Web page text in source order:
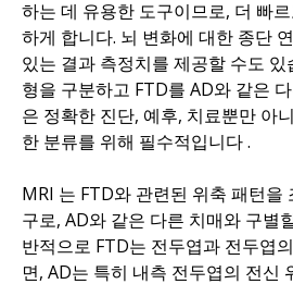
하는 데 유용한 도구이므로, 더 빠
하게 합니다. 뇌 변화에 대한 종단
있는 결과 측정치를 제공할 수도
형을 구분하고 FTD를 AD와 같은
은 정확한 진단, 예후, 치료뿐만 아
한 분류를 위해 필수적입니다.
MRI 는 FTD와 관련된 위축 패턴을
구로, AD와 같은 다른 치매와 구별
반적으로 FTD는 전두엽과 전두엽
면, AD는 특히 내측 전두엽의 전신